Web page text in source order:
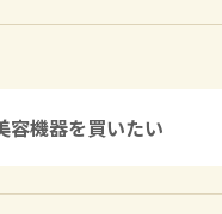
容機器を買いたい